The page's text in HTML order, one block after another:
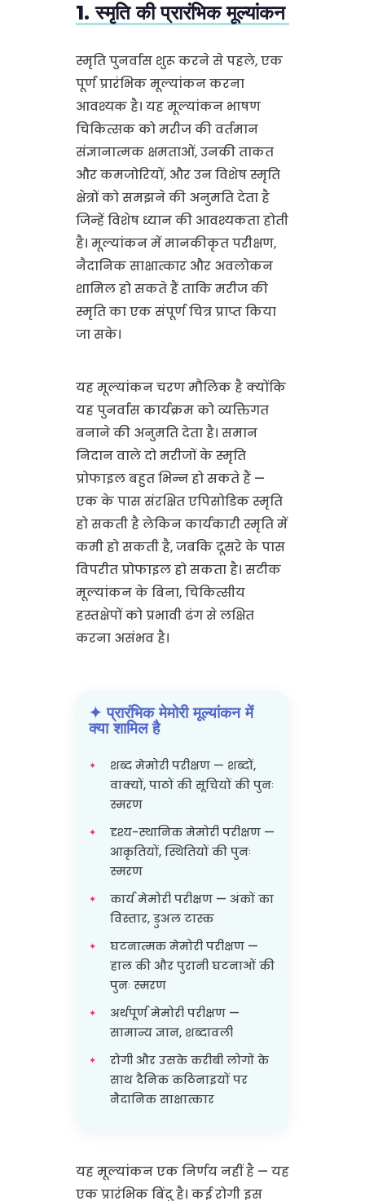
1. स्मृति की प्रारंभिक मूल्यांकन
स्मृति पुनर्वास शुरू करने से पहले, एक
पूर्ण प्रारंभिक मूल्यांकन करना
आवश्यक है। यह मूल्यांकन भाषण
चिकित्सक को मरीज की वर्तमान
संज्ञानात्मक क्षमताओं, उनकी ताकत
और कमजोरियों, और उन विशेष स्मृति
क्षेत्रों को समझने की अनुमति देता है
जिन्हें विशेष ध्यान की आवश्यकता होती
है। मूल्यांकन में मानकीकृत परीक्षण,
नैदानिक साक्षात्कार और अवलोकन
शामिल हो सकते हैं ताकि मरीज की
स्मृति का एक संपूर्ण चित्र प्राप्त किया
जा सके।
यह मूल्यांकन चरण मौलिक है क्योंकि
यह पुनर्वास कार्यक्रम को व्यक्तिगत
बनाने की अनुमति देता है। समान
निदान वाले दो मरीजों के स्मृति
प्रोफाइल बहुत भिन्न हो सकते हैं —
एक के पास संरक्षित एपिसोडिक स्मृति
हो सकती है लेकिन कार्यकारी स्मृति में
कमी हो सकती है, जबकि दूसरे के पास
विपरीत प्रोफाइल हो सकता है। सटीक
मूल्यांकन के बिना, चिकित्सीय
हस्तक्षेपों को प्रभावी ढंग से लक्षित
करना असंभव है।
✦ प्रारंभिक मेमोरी मूल्यांकन में
क्या शामिल है
शब्द मेमोरी परीक्षण — शब्दों,
वाक्यों, पाठों की सूचियों की पुनः
स्मरण
दृश्य-स्थानिक मेमोरी परीक्षण —
आकृतियों, स्थितियों की पुनः
स्मरण
कार्य मेमोरी परीक्षण — अंकों का
विस्तार, डुअल टास्क
घटनात्मक मेमोरी परीक्षण —
हाल की और पुरानी घटनाओं की
पुनः स्मरण
अर्थपूर्ण मेमोरी परीक्षण —
सामान्य ज्ञान, शब्दावली
रोगी और उसके करीबी लोगों के
साथ दैनिक कठिनाइयों पर
नैदानिक साक्षात्कार
यह मूल्यांकन एक निर्णय नहीं है — यह
एक प्रारंभिक बिंदु है। कई रोगी इस